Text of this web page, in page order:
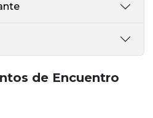
de Encuentro